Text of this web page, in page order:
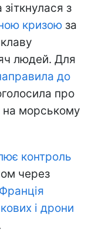
з
кризою за
людей. Для
до
про
на морському
контроль
через
Франція
і дрони